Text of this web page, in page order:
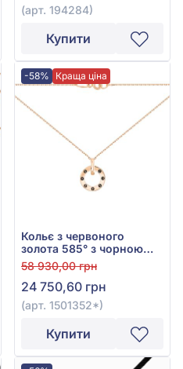
(арт. 194284)
Купити
-58% Краща ціна
Кольє з червоного
золота 585° з чорною
емаллю, арт. 1501352*
58 930,00 грн
24 750,60 грн
(арт. 1501352*)
Купити